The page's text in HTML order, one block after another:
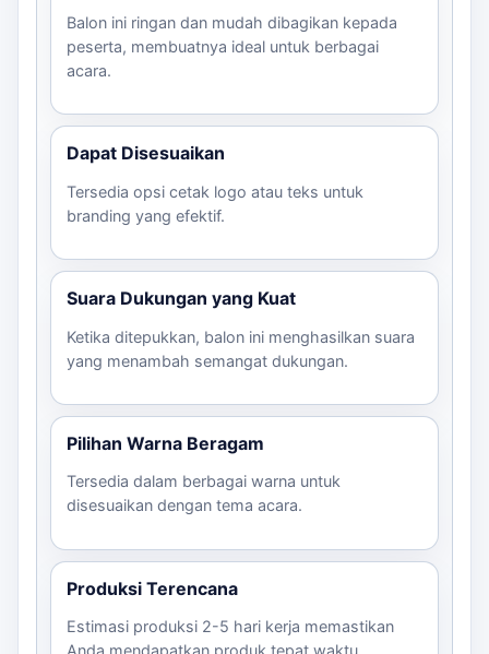
Balon ini ringan dan mudah dibagikan kepada
peserta, membuatnya ideal untuk berbagai
acara.
Dapat Disesuaikan
Tersedia opsi cetak logo atau teks untuk
branding yang efektif.
Suara Dukungan yang Kuat
Ketika ditepukkan, balon ini menghasilkan suara
yang menambah semangat dukungan.
Pilihan Warna Beragam
Tersedia dalam berbagai warna untuk
disesuaikan dengan tema acara.
Produksi Terencana
Estimasi produksi 2-5 hari kerja memastikan